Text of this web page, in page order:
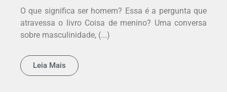
O que significa ser homem? Essa é a pergunta que
atravessa o livro Coisa de menino? Uma conversa
sobre masculinidade, (...)
Leia Mais